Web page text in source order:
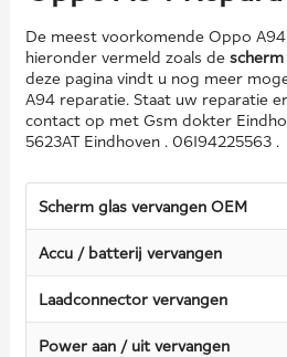
De meest voorkomende Oppo A94
hieronder vermeld zoals de
deze pagina vindt u nog meer
A94 reparatie. Staat uw reparatie
contact op met Gsm dokter
5623AT Eindhoven . 06194225563 .
Scherm glas vervangen OEM
Accu / batterij vervangen
Laadconnector vervangen
Power aan / uit vervangen